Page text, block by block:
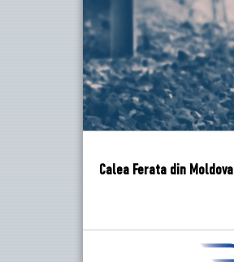
Calea Ferata din Moldova